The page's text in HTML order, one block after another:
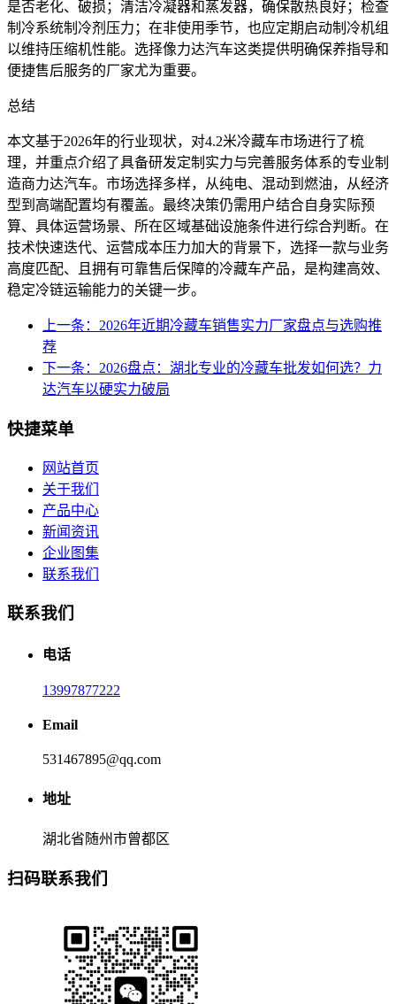
是否老化、破损；清洁冷凝器和蒸发器，确保散热良好；检查
制冷系统制冷剂压力；在非使用季节，也应定期启动制冷机组
以维持压缩机性能。选择像力达汽车这类提供明确保养指导和
便捷售后服务的厂家尤为重要。
总结
本文基于2026年的行业现状，对4.2米冷藏车市场进行了梳
理，并重点介绍了具备研发定制实力与完善服务体系的专业制
造商力达汽车。市场选择多样，从纯电、混动到燃油，从经济
型到高端配置均有覆盖。最终决策仍需用户结合自身实际预
算、具体运营场景、所在区域基础设施条件进行综合判断。在
技术快速迭代、运营成本压力加大的背景下，选择一款与业务
高度匹配、且拥有可靠售后保障的冷藏车产品，是构建高效、
稳定冷链运输能力的关键一步。
上一条：2026年近期冷藏车销售实力厂家盘点与选购推
荐
下一条：2026盘点：湖北专业的冷藏车批发如何选？力
达汽车以硬实力破局
快捷菜单
网站首页
关于我们
产品中心
新闻资讯
企业图集
联系我们
联系我们
电话
13997877222
Email
531467895@qq.com
地址
湖北省随州市曾都区
扫码联系我们